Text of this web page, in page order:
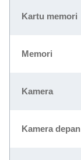
Kartu memori
Memori
Kamera
Kamera depan